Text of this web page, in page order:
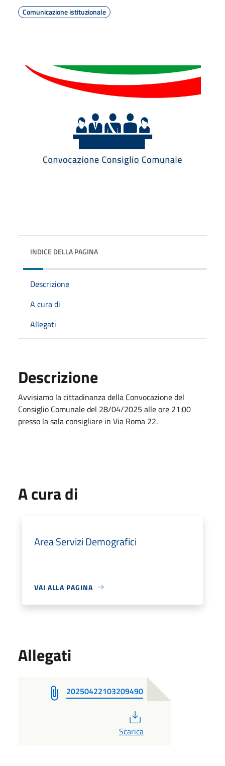
Comunicazione istituzionale
INDICE DELLA PAGINA
Descrizione
A cura di
Allegati
Descrizione
Avvisiamo la cittadinanza della Convocazione del
Consiglio Comunale del 28/04/2025 alle ore 21:00
presso la sala consigliare in Via Roma 22.
A cura di
Area Servizi Demografici
VAI ALLA PAGINA
Allegati
20250422103209490
Scarica